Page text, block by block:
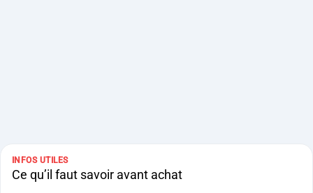
INFOS UTILES
Ce qu’il faut savoir avant achat